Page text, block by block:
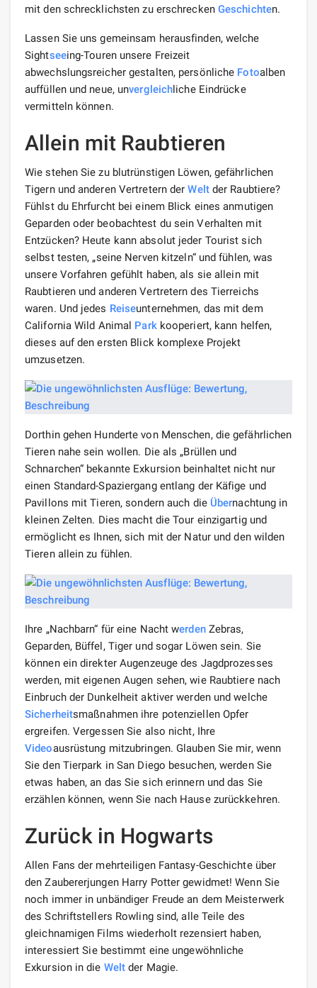
mit den schrecklichsten zu erschrecken Geschichten.
Lassen Sie uns gemeinsam herausfinden, welche
Sightseeing-Touren unsere Freizeit
abwechslungsreicher gestalten, persönliche Fotoalben
auffüllen und neue, unvergleichliche Eindrücke
vermitteln können.
Allein mit Raubtieren
Wie stehen Sie zu blutrünstigen Löwen, gefährlichen
Tigern und anderen Vertretern derWeltder Raubtiere?
Fühlst du Ehrfurcht bei einem Blick eines anmutigen
Geparden oder beobachtest du sein Verhalten mit
Entzücken? Heute kann absolut jeder Tourist sich
selbst testen, „seine Nerven kitzeln“ und fühlen, was
unsere Vorfahren gefühlt haben, als sie allein mit
Raubtieren und anderen Vertretern des Tierreichs
waren. Und jedes Reiseunternehmen, das mit dem
California Wild Animal Parkkooperiert, kann helfen,
dieses auf den ersten Blick komplexe Projekt
umzusetzen.
Dorthin gehen Hunderte von Menschen, die gefährlichen
Tieren nahe sein wollen. Die als „Brüllen und
Schnarchen“ bekannte Exkursion beinhaltet nicht nur
einen Standard-Spaziergang entlang der Käfige und
Pavillons mit Tieren, sondern auch die Übernachtung in
kleinen Zelten. Dies macht die Tour einzigartig und
ermöglicht es Ihnen, sich mit der Natur und den wilden
Tieren allein zu fühlen.
Ihre „Nachbarn“ für eine Nacht werdenZebras,
Geparden, Büffel, Tiger und sogar Löwen sein. Sie
können ein direkter Augenzeuge des Jagdprozesses
werden, mit eigenen Augen sehen, wie Raubtiere nach
Einbruch der Dunkelheit aktiver werden und welche
Sicherheitsmaßnahmen ihre potenziellen Opfer
ergreifen. Vergessen Sie also nicht, Ihre
Videoausrüstung mitzubringen. Glauben Sie mir, wenn
Sie den Tierpark in San Diego besuchen, werden Sie
etwas haben, an das Sie sich erinnern und das Sie
erzählen können, wenn Sie nach Hause zurückkehren.
Zurück in Hogwarts
Allen Fans der mehrteiligen Fantasy-Geschichte über
den Zaubererjungen Harry Potter gewidmet! Wenn Sie
noch immer in unbändiger Freude an dem Meisterwerk
des Schriftstellers Rowling sind, alle Teile des
gleichnamigen Films wiederholt rezensiert haben,
interessiert Sie bestimmt eine ungewöhnliche
Exkursion in die Welt der Magie.